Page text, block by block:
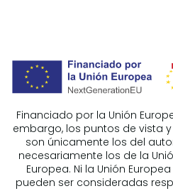
Financiado por la Unión
embargo, los puntos de vista
son únicamente los del
necesariamente los de la
Europea. Ni la Unión
pueden ser consideradas